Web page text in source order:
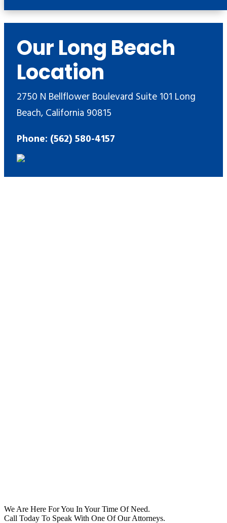
Our Long Beach
Location
2750 N Bellflower Boulevard Suite 101 Long
Beach, California 90815
Phone: (562) 580-4157
We Are Here For You In Your Time Of Need.
Call Today To Speak With One Of Our Attorneys.